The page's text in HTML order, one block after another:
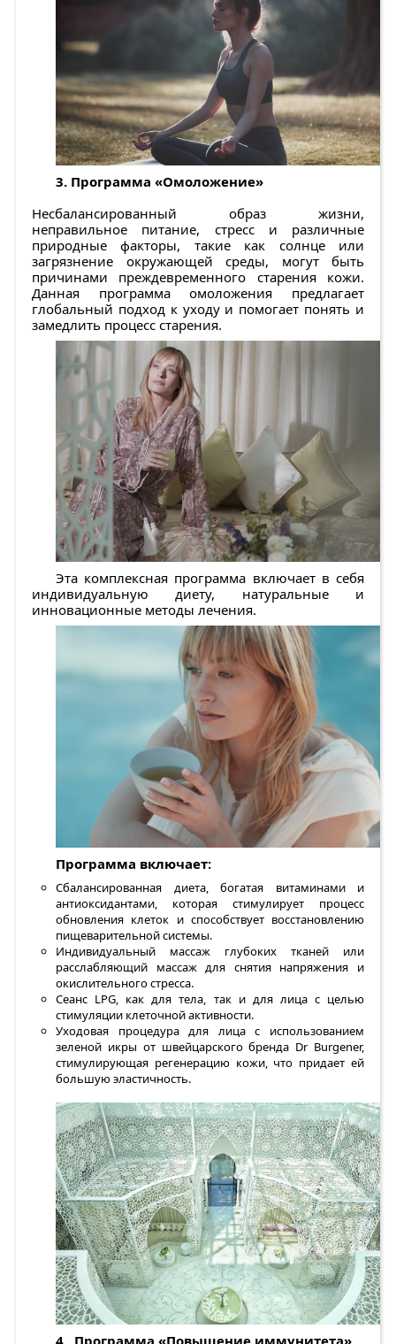
3. Программа «Омоложение»
Несбалансированный образ жизни,
неправильное питание, стресс и различные
природные факторы, такие как солнце или
загрязнение окружающей среды, могут быть
причинами преждевременного старения кожи.
Данная программа омоложения предлагает
глобальный подход к уходу и помогает понять и
замедлить процесс старения.
Эта комплексная программа включает в себя
индивидуальную диету, натуральные и
инновационные методы лечения.
Программа включает:
Сбалансированная диета, богатая витаминами и
антиоксидантами, которая стимулирует процесс
обновления клеток и способствует восстановлению
пищеварительной системы.
Индивидуальный массаж глубоких тканей или
расслабляющий массаж для снятия напряжения и
окислительного стресса.
Сеанс LPG, как для тела, так и для лица с целью
стимуляции клеточной активности.
Уходовая процедура для лица с использованием
зеленой икры от швейцарского бренда Dr Burgener,
стимулирующая регенерацию кожи, что придает ей
большую эластичность.
4. Программа «Повышение иммунитета»